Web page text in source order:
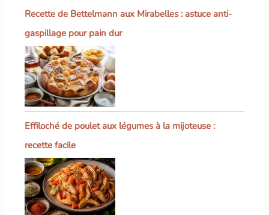
Recette de Bettelmann aux Mirabelles : astuce anti-
gaspillage pour pain dur
Effiloché de poulet aux légumes à la mijoteuse :
recette facile